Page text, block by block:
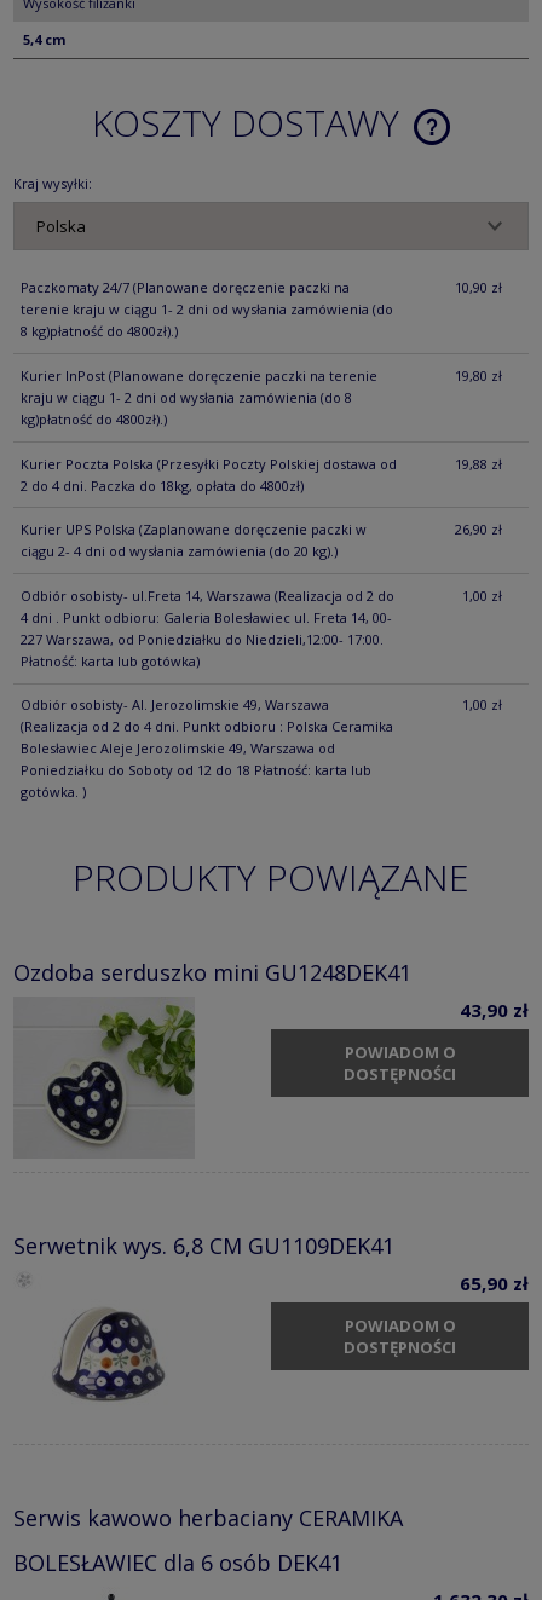
5,4 cm
KOSZTY DOSTAWY
CENA NIE
Kraj wysyłki:
Paczkomaty 24/7 (Planowane doręczenie paczki na
terenie kraju w ciągu 1- 2 dni od wysłania zamówienia (do
8 kg)płatność do 4800zł).)
10,90 zł
Kurier InPost (Planowane doręczenie paczki na terenie
kraju w ciągu 1- 2 dni od wysłania zamówienia (do 8
kg)płatność do 4800zł).)
19,80 zł
Kurier Poczta Polska (Przesyłki Poczty Polskiej dostawa od
2 do 4 dni. Paczka do 18kg, opłata do 4800zł)
19,88 zł
Kurier UPS Polska (Zaplanowane doręczenie paczki w
ciągu 2- 4 dni od wysłania zamówienia (do 20 kg).)
26,90 zł
Odbiór osobisty- ul.Freta 14, Warszawa (Realizacja od 2 do
4 dni . Punkt odbioru: Galeria Bolesławiec ul. Freta 14, 00-
227 Warszawa, od Poniedziałku do Niedzieli,12:00- 17:00.
Płatność: karta lub gotówka)
1,00 zł
Odbiór osobisty- Al. Jerozolimskie 49, Warszawa
(Realizacja od 2 do 4 dni. Punkt odbioru : Polska Ceramika
Bolesławiec Aleje Jerozolimskie 49, Warszawa od
Poniedziałku do Soboty od 12 do 18 Płatność: karta lub
gotówka. )
1,00 zł
PRODUKTY POWIĄZANE
Ozdoba serduszko mini GU1248DEK41
43,90 zł
POWIADOM O
DOSTĘPNOŚCI
Serwetnik wys. 6,8 CM GU1109DEK41
65,90 zł
POWIADOM O
DOSTĘPNOŚCI
Serwis kawowo herbaciany CERAMIKA
BOLESŁAWIEC dla 6 osób DEK41